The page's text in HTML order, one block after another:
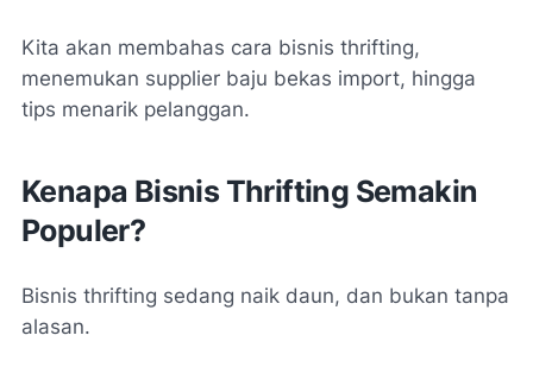
Kita akan membahas cara bisnis thrifting,
menemukan supplier baju bekas import, hingga
tips menarik pelanggan.
Kenapa Bisnis Thrifting Semakin
Populer?
Bisnis thrifting sedang naik daun, dan bukan tanpa
alasan.